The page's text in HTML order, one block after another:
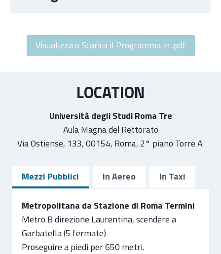
Visualizza o Scarica il Programma in .pdf
LOCATION
Università degli Studi Roma Tre
Aula Magna del Rettorato
Via Ostiense, 133, 00154, Roma, 2° piano Torre A.
Mezzi Pubblici In Aereo In Taxi
Metropolitana da Stazione di Roma Termini
Metro B direzione Laurentina, scendere a
Garbatella (5 fermate)
Proseguire a piedi per 650 metri.